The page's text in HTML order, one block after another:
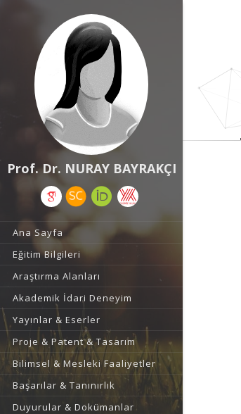
Prof. Dr. NURAY BAYRAKÇI
Ana Sayfa
Eğitim Bilgileri
Araştırma Alanları
Akademik İdari Deneyim
Yayınlar & Eserler
Proje & Patent & Tasarım
Bilimsel & Mesleki Faaliyetler
Başarılar & Tanınırlık
Duyurular & Dokümanlar